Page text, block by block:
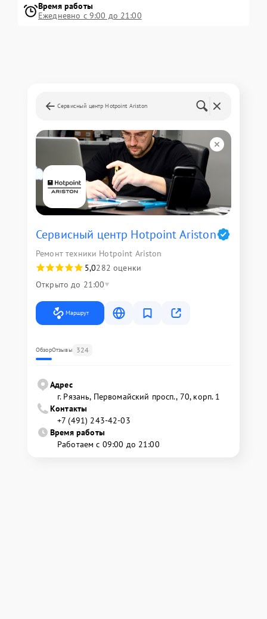
Время работы
Ежедневно с 9:00 до 21:00
Сервисный центр Hotpoint Ariston
Сервисный центр Hotpoint Ariston
Ремонт техники Hotpoint Ariston
5,0282 оценки
Открыто до 21:00
Маршрут
ОбзорОтзывы 324
Адрес
г. Рязань, Первомайский просп., 70, корп. 1
Контакты
+7 (491) 243-42-03
Время работы
Работаем с 09:00 до 21:00